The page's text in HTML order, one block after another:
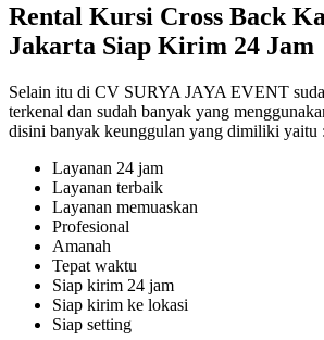
Rental Kursi Cross Back
Jakarta Siap Kirim 24 Jam
Selain itu di CV SURYA JAYA EVENT
terkenal dan sudah banyak yang
disini banyak keunggulan yang dimiliki yaitu :
Layanan 24 jam
Layanan terbaik
Layanan memuaskan
Profesional
Amanah
Tepat waktu
Siap kirim 24 jam
Siap kirim ke lokasi
Siap setting